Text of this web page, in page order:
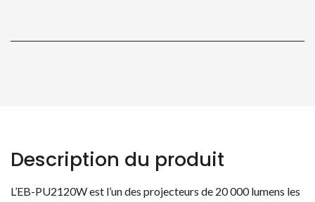
Description du produit
L’EB-PU2120W est l’un des projecteurs de 20 000 lumens les